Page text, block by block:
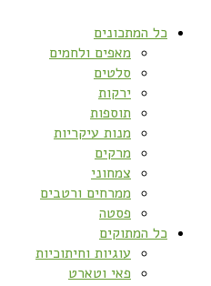
כל המתכונים
מאפים ולחמים
סלטים
ירקות
תוספות
מנות עיקריות
מרקים
צמחוני
ממרחים ורטבים
פסטה
כל המתוקים
עוגיות וחיתוכיות
פאי וטארט